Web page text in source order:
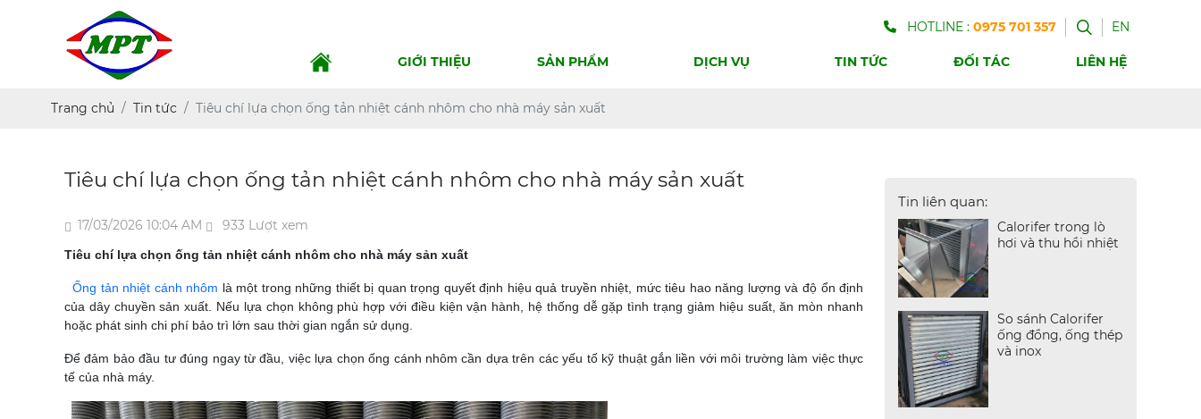
HOTLINE : 0975 701 357 EN
GIỚI THIỆU SẢN PHẨM DỊCH VỤ TIN TỨC ĐỐI TÁC LIÊN HỆ
Trang chủ Tin tức Tiêu chí lựa chọn ống tản nhiệt cánh nhôm cho nhà máy sản xuất
Tiêu chí lựa chọn ống tản nhiệt cánh nhôm cho nhà máy sản xuất
17/03/2026 10:04 AM 933 Lượt xem
Tiêu chí lựa chọn ống tản nhiệt cánh nhôm cho nhà máy sản xuất
Ống tản nhiệt cánh nhôm là một trong những thiết bị quan trọng quyết định hiệu quả truyền nhiệt, mức tiêu hao năng lượng và độ ổn định
của dây chuyền sản xuất. Nếu lựa chọn không phù hợp với điều kiện vận hành, hệ thống dễ gặp tình trạng giảm hiệu suất, ăn mòn nhanh
hoặc phát sinh chi phí bảo trì lớn sau thời gian ngắn sử dụng.
Để đảm bảo đầu tư đúng ngay từ đầu, việc lựa chọn ống cánh nhôm cần dựa trên các yếu tố kỹ thuật gắn liền với môi trường làm việc thực
tế của nhà máy.
Tin liên quan:
Calorifer trong lò
hơi và thu hồi nhiệt
So sánh Calorifer
ống đồng, ống thép
và inox